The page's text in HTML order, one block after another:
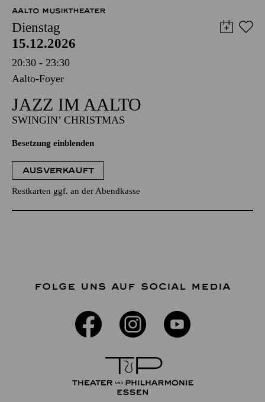
AALTO MUSIKTHEATER
Dienstag
15.12.2026
20:30 - 23:30
Aalto-Foyer
JAZZ IM AALTO
SWINGIN’ CHRISTMAS
Besetzung einblenden
AUSVERKAUFT
Restkarten ggf. an der Abendkasse
FOLGE UNS AUF SOCIAL MEDIA